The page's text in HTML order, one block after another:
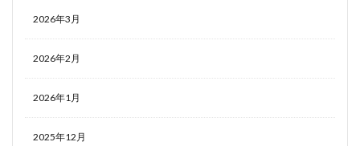
2026年3月
2026年2月
2026年1月
2025年12月